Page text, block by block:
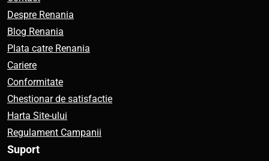
Despre Renania
Blog Renania
Plata catre Renania
Cariere
Conformitate
Chestionar de satisfactie
Harta Site-ului
Regulament Campanii
Suport